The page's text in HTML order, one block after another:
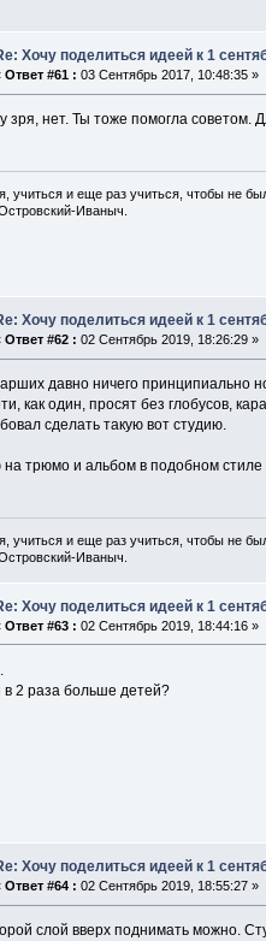
Хочу поделиться идеей к 1
Ответ #61 : 03 Сентябрь 2017, 10:48:35 »
зря, нет. Ты тоже помогла советом.
учиться и еще раз учиться, чтобы не
Иваныч.
Хочу поделиться идеей к 1
Ответ #62 : 02 Сентябрь 2019, 18:26:29 »
давно ничего принципиально
как один, просят без глобусов,
сделать такую вот студию.
трюмо и альбом в подобном стиле
учиться и еще раз учиться, чтобы не
Иваныч.
Хочу поделиться идеей к 1
Ответ #63 : 02 Сентябрь 2019, 18:44:16 »
в 2 раза больше детей?
Хочу поделиться идеей к 1
Ответ #64 : 02 Сентябрь 2019, 18:55:27 »
слой вверх поднимать можно.